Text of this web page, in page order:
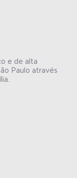
e de alta
Paulo através